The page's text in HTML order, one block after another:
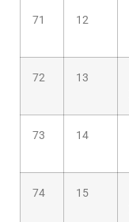
71 12
72 13
73 14
74 15